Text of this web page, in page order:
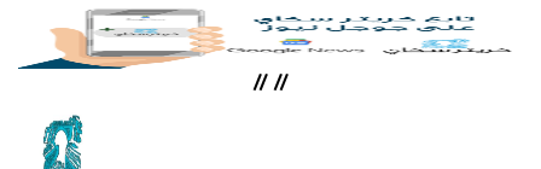
//
//